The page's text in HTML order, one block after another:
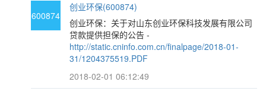
600874
创业环保(600874)
创业环保：关于对山东创业环保科技发展有限公司
贷款提供担保的公告 -
http://static.cninfo.com.cn/finalpage/2018-01-
31/1204375519.PDF
2018-02-01 06:12:49